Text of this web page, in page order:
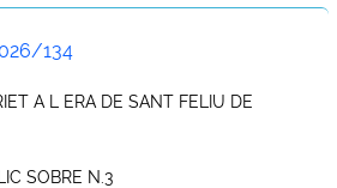
134
A L ERA DE SANT FELIU DE
SOBRE N.3